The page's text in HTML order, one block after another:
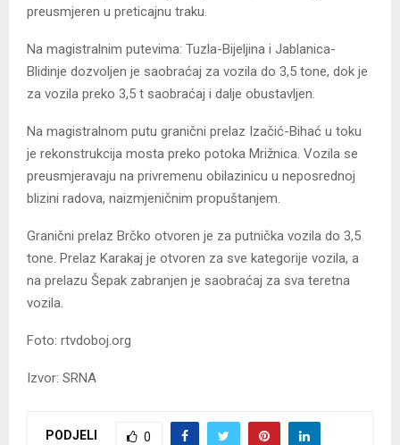
preusmjeren u preticajnu traku.
Na magistralnim putevima: Tuzla-Bijeljina i Jablanica-
Blidinje dozvoljen je saobraćaj za vozila do 3,5 tone, dok je
za vozila preko 3,5 t saobraćaj i dalje obustavljen.
Na magistralnom putu granični prelaz Izačić-Bihać u toku
je rekonstrukcija mosta preko potoka Mrižnica. Vozila se
preusmjeravaju na privremenu obilazinicu u neposrednoj
blizini radova, naizmjeničnim propuštanjem.
Granični prelaz Brčko otvoren je za putnička vozila do 3,5
tone. Prelaz Karakaj je otvoren za sve kategorije vozila, a
na prelazu Šepak zabranjen je saobraćaj za sva teretna
vozila.
Foto: rtvdoboj.org
Izvor: SRNA
PODJELI 0